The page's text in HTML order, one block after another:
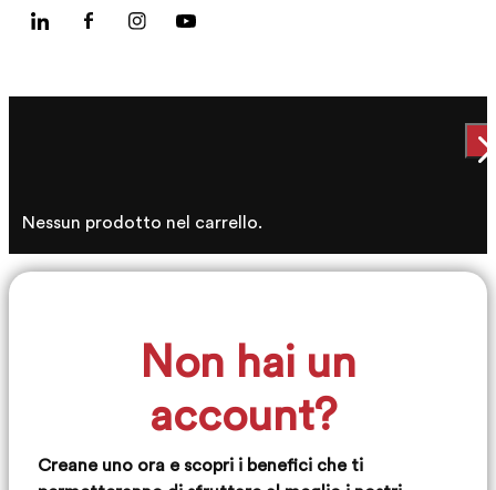
Nessun prodotto nel carrello.
Non hai un
account?
Creane uno ora e scopri i benefici che ti